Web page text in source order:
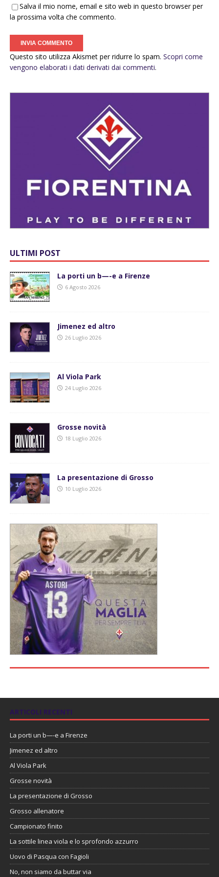
Salva il mio nome, email e sito web in questo browser per
la prossima volta che commento.
Questo sito utilizza Akismet per ridurre lo spam. Scopri come
vengono elaborati i dati derivati dai commenti.
ULTIMI POST
La porti un b—-e a Firenze
6 Agosto 2026
Jimenez ed altro
26 Luglio 2026
Al Viola Park
24 Luglio 2026
Grosse novità
18 Luglio 2026
La presentazione di Grosso
10 Luglio 2026
ARTICOLI RECENTI
La porti un b—-e a Firenze
Jimenez ed altro
Al Viola Park
Grosse novità
La presentazione di Grosso
Grosso allenatore
Campionato finito
La sottile linea viola e lo sprofondo azzurro
Uovo di Pasqua con Fagioli
No, non siamo da buttar via